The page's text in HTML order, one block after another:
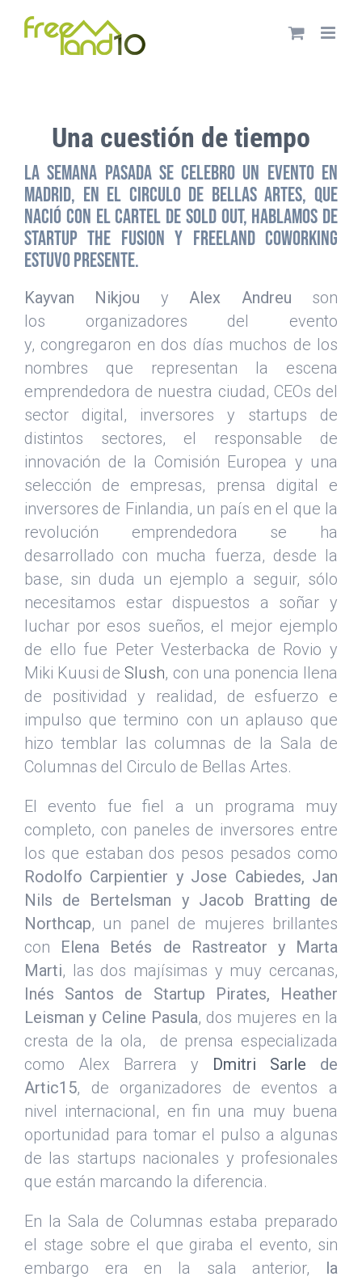
Una cuestión de tiempo
La semana pasada se celebro un evento en
Madrid, en el Circulo de Bellas Artes, que
nació con el cartel de SOLD OUT, hablamos de
Startup the Fusion y Freeland Coworking
estuvo presente.
Kayvan Nikjou y Alex Andreu son
los
organizadores del evento
y, congregaron en dos días muchos de los
nombres que representan la escena
emprendedora de nuestra ciudad, CEOs del
sector digital, inversores y startups de
distintos sectores, el responsable de
innovación de la Comisión Europea y una
selección de empresas, prensa digital e
inversores de Finlandia, un país en el que la
revolución emprendedora se ha
desarrollado con mucha fuerza, desde la
base, sin duda un ejemplo a seguir, sólo
necesitamos estar dispuestos a soñar y
luchar por esos sueños, el mejor ejemplo
de ello fue Peter Vesterbacka de Rovio y
Miki Kuusi de Slush, con una ponencia llena
de positividad y realidad, de esfuerzo e
impulso que termino con un aplauso que
hizo temblar las columnas de la Sala de
Columnas del Circulo de Bellas Artes.
El evento fue fiel a un programa muy
completo, con paneles de inversores entre
los que estaban dos pesos pesados como
Rodolfo Carpientier y Jose Cabiedes, Jan
Nils de Bertelsman y Jacob Bratting de
Northcap, un panel de mujeres brillantes
con Elena Betés de Rastreator y Marta
Marti, las dos majísimas y muy cercanas,
Inés Santos de Startup Pirates, Heather
Leisman y Celine Pasula, dos mujeres en la
cresta de la ola, de prensa especializada
como Alex Barrera y Dmitri Sarle de
Artic15, de organizadores de eventos a
nivel internacional, en fin una muy buena
oportunidad para tomar el pulso a algunas
de las startups nacionales y profesionales
que están marcando la diferencia.
En la Sala de Columnas estaba preparado
el stage sobre el que giraba el evento, sin
embargo era en la sala anterior, la